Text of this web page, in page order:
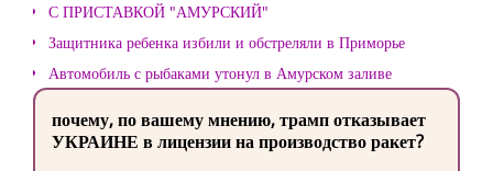
С ПРИСТАВКОЙ "АМУРСКИЙ"
Защитника ребенка избили и обстреляли в Приморье
Автомобиль с рыбаками утонул в Амурском заливе
почему, по вашему мнению, трамп отказывает
УКРАИНЕ в лицензии на производство ракет?